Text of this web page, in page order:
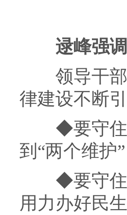
逯峰强调
领导干部
律建设不断引
◆要守
到“两个维护
◆要守
用力办好民